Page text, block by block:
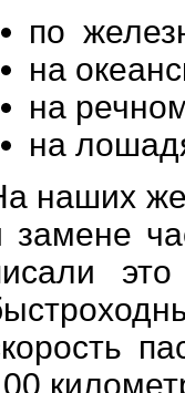
по
на
на
на
наших
замене